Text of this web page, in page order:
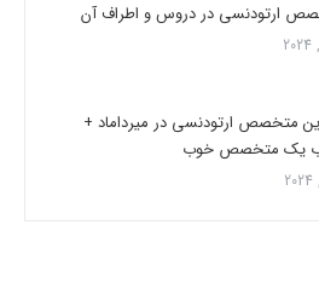
ارتودنسی در دروس و اطراف آن
متخصص ارتودنسی در میرداماد +
یک متخصص خوب